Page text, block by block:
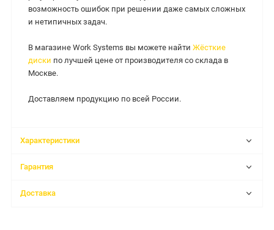
возможность ошибок при решении даже самых сложных
и нетипичных задач.
В магазине Work Systems вы можете найти Жёсткие
диски по лучшей цене от производителя со склада в
Москве.
Доставляем продукцию по всей России.
Характеристики
Гарантия
Доставка